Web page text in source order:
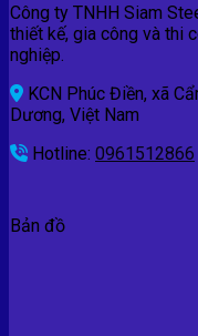
Công ty TNHH Siam
thiết kế, gia công và thi
nghiệp.
KCN Phúc Điền, xã
Dương, Việt Nam
Hotline: 0961512866
Bản đồ